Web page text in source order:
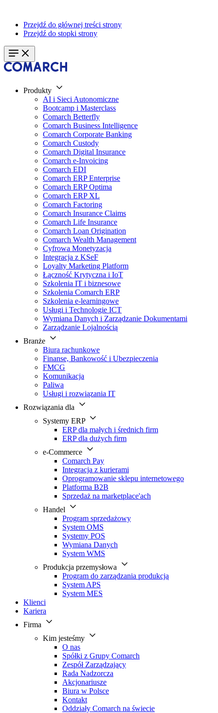
Przejdź do głównej treści strony
Przejdź do stopki strony
Produkty
AI i Sieci Autonomiczne
Bootcamp i Masterclass
Comarch Betterfly
Comarch Business Intelligence
Comarch Corporate Banking
Comarch Custody
Comarch Digital Insurance
Comarch e-Invoicing
Comarch EDI
Comarch ERP Enterprise
Comarch ERP Optima
Comarch ERP XL
Comarch Factoring
Comarch Insurance Claims
Comarch Life Insurance
Comarch Loan Origination
Comarch Wealth Management
Cyfrowa Monetyzacja
Integracja z KSeF
Loyalty Marketing Platform
Łączność Krytyczna i IoT
Szkolenia IT i biznesowe
Szkolenia Comarch ERP
Szkolenia e-learningowe
Usługi i Technologie ICT
Wymiana Danych i Zarządzanie Dokumentami
Zarządzanie Lojalnością
Branże
Biura rachunkowe
Finanse, Bankowość i Ubezpieczenia
FMCG
Komunikacja
Paliwa
Usługi i rozwiązania IT
Rozwiązania dla
Systemy ERP
ERP dla małych i średnich firm
ERP dla dużych firm
e-Commerce
Comarch Pay
Integracja z kurierami
Oprogramowanie sklepu internetowego
Platforma B2B
Sprzedaż na marketplace'ach
Handel
Program sprzedażowy
System OMS
Systemy POS
Wymiana Danych
System WMS
Produkcja przemysłowa
Program do zarządzania produkcją
System APS
System MES
Klienci
Kariera
Firma
Kim jesteśmy
O nas
Spółki z Grupy Comarch
Zespół Zarządzający
Rada Nadzorcza
Akcjonariusze
Biura w Polsce
Kontakt
Oddziały Comarch na świecie